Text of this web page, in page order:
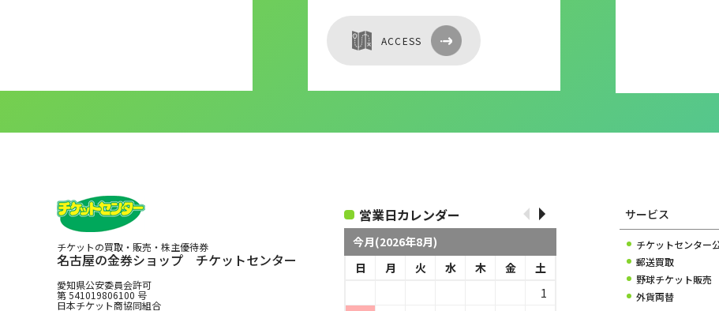
ACCESS
チケットの買取・販売・株主優待券
名古屋の金券ショップ チケットセンター
愛知県公安委員会許可
第 541019806100 号
日本チケット商協同組合
営業日カレンダー
今月(2026年8月)
日
月 火 水 木 金
土
1
サービス
チケットセンター
郵送買取
野球チケット販売
外貨両替